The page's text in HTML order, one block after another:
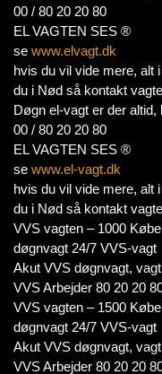
00 / 80 20 20 80
EL VAGTEN SES ®
se www.elvagt.dk
hvis du vil vide mere, alt
du i Nød så kontakt
Døgn el-vagt er der
00 / 80 20 20 80
EL VAGTEN SES ®
se www.el-vagt.dk
hvis du vil vide mere, alt
du i Nød så kontakt
VVS vagten – 1000
døgnvagt 24/7 VVS-vagt
Akut VVS døgnvagt,
VVS Arbejder 80 20 20
VVS vagten – 1500
døgnvagt 24/7 VVS-vagt
Akut VVS døgnvagt,
VVS Arbejder 80 20 20